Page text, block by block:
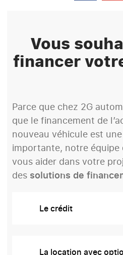
Vous
financer
Parce que chez 2G
que le financement de
nouveau véhicule est
importante, notre
vous aider dans votre
des solutions de
Le crédit
La location avec